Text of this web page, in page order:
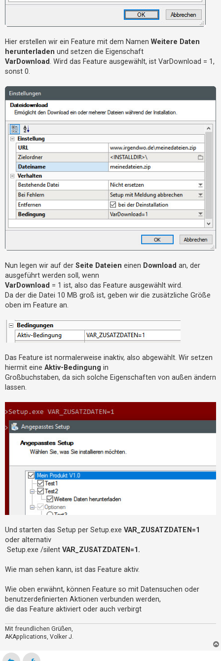
Hier erstellen wir ein Feature mit dem Namen Weitere Daten
herunterladen und setzen die Eigenschaft
VarDownload
. Wird das Feature ausgewählt, ist VarDownload = 1,
sonst 0.
Nun legen wir auf der Seite Dateien einen Download an, der
ausgeführt werden soll, wenn
VarDownload = 1 ist, also das Feature ausgewählt wird.
Da der die Datei 10 MB groß ist, geben wir die zusätzliche Größe
oben im Feature an.
Das Feature ist normalerweise inaktiv, also abgewählt. Wir setzen
hiermit eine Aktiv-Bedingung in
Großbuchstaben, da sich solche Eigenschaften von außen ändern
lassen.
Und starten das Setup per Setup.exe VAR_ZUSATZDATEN=1
oder alternativ
Setup.exe /silent VAR_ZUSATZDATEN=1.
Wie man sehen kann, ist das Feature aktiv.
Wie oben erwähnt, können Feature so mit Datensuchen oder
benutzerdefinierten Aktionen verbunden werden,
die das Feature aktiviert oder auch verbirgt
Mit freundlichen Grüßen,
AKApplications, Volker J.